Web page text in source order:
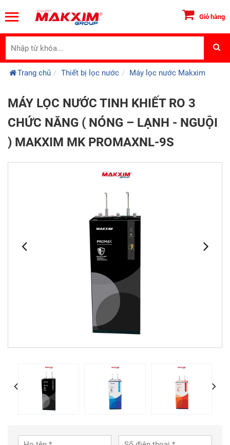
Giỏ hàng
Trang chủ Thiết bị lọc nước Máy lọc nước Makxim
MÁY LỌC NƯỚC TINH KHIẾT RO 3
CHỨC NĂNG ( NÓNG – LẠNH - NGUỘI
) MAKXIM MK PROMAXNL-9S